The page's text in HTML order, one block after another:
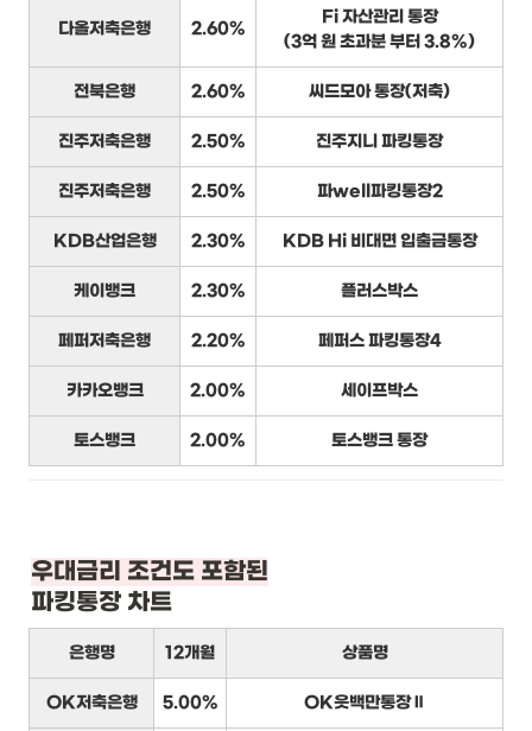
다올저축은행 2.60%
Fi 자산관리 통장
(3억 원 초과분 부터 3.8%)
전북은행 2.60% 씨드모아 통장(저축)
진주저축은행 2.50% 진주지니 파킹통장
진주저축은행 2.50% 파well파킹통장2
KDB산업은행 2.30% KDB Hi 비대면 입출금통장
케이뱅크 2.30% 플러스박스
페퍼저축은행 2.20% 페퍼스 파킹통장4
카카오뱅크 2.00% 세이프박스
토스뱅크 2.00% 토스뱅크 통장
우대금리 조건도 포함된
파킹통장 차트
은행명 12개월 상품명
OK저축은행 5.00% OK읏백만통장Ⅱ